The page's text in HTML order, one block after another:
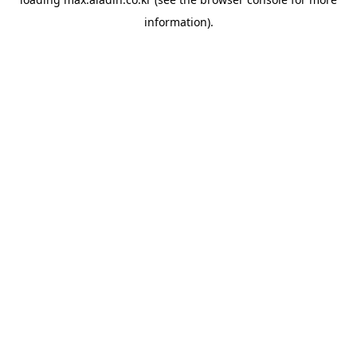
information).